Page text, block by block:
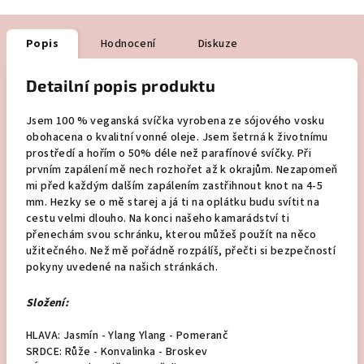
Popis Hodnocení Diskuze
Detailní popis produktu
Jsem 100 % veganská svíčka vyrobena ze sójového vosku
obohacena o kvalitní vonné oleje. Jsem šetrná k životnímu
prostředí a hořím o50% déle než parafínové svíčky. Při
prvním zapálení mě nech rozhořet až k okrajům. Nezapomeň
mi před každým dalším zapálením zastřihnout knot na 4-5
mm. Hezky se o mě starej a já ti na oplátku budu svítit na
cestu velmi dlouho. Na konci našeho kamarádství ti
přenechám svou schránku, kterou můžeš použít na něco
užitečného. Než mě pořádně rozpálíš, přečti si bezpečností
pokyny uvedené na našich stránkách.
Složení:
HLAVA: Jasmín - Ylang Ylang - Pomeranč
SRDCE: Růže - Konvalinka - Broskev